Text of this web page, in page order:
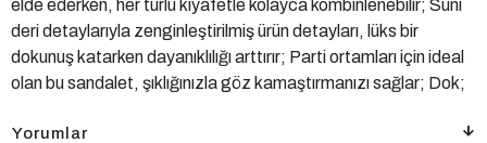
elde ederken, her türlü kıyafetle kolayca kombinlenebilir; Suni
deri detaylarıyla zenginleştirilmiş ürün detayları, lüks bir
dokunuş katarken dayanıklılığı arttırır; Parti ortamları için ideal
olan bu sandalet, şıklığınızla göz kamaştırmanızı sağlar; Dok;
Yorumlar